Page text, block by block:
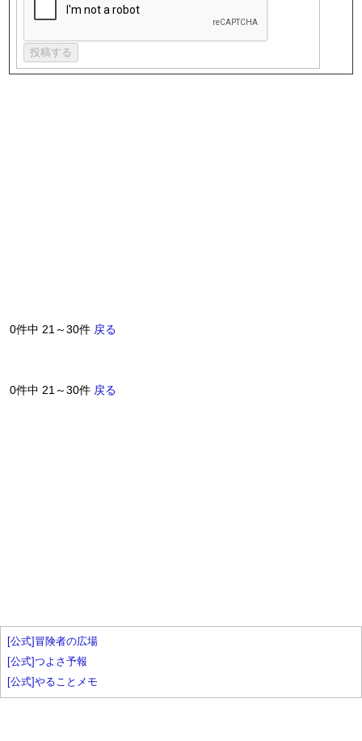
0件中 21～30件 戻る
0件中 21～30件 戻る
[公式]冒険者の広場
[公式]つよさ予報
[公式]やることメモ